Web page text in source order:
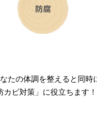
たの体調を整えると同時
カビ対策」に役立ちます！